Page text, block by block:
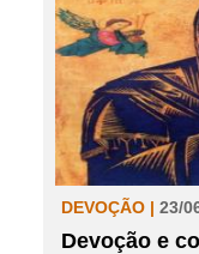
DEVOÇÃO | 23/
Devoção e